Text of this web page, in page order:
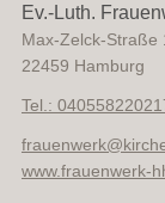
Ev.-Luth.
Max-Zelck-Straße
22459 Hamburg
Tel.:
frauenwerk@
www.frauenwerk-